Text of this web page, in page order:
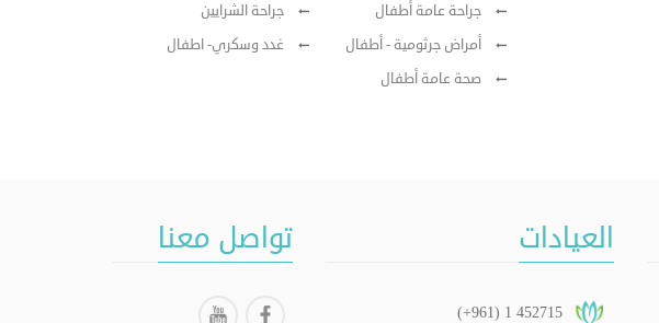
جراحة عامة أطفال
جراحة الشرايين
أمراض جرثومية - أطفال
غدد وسكري- اطفال
صحة عامة أطفال
العيادات
(+961) 1 452715
تواصل معنا